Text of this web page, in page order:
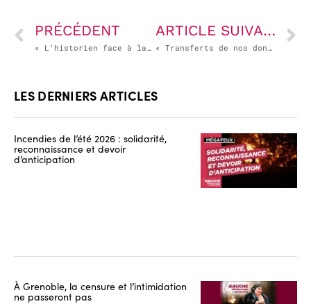
PRÉCÉDENT
« L’historien face à la Guerre en Ukraine » – réflexions d’un étudiant en histoire
ARTICLE SUIVANT
« Transferts de nos données personnelles aux États-Unis : pourquoi la Commission est-elle si laxiste ? »
LES DERNIERS ARTICLES
Incendies de l’été 2026 : solidarité,
reconnaissance et devoir
d’anticipation
À Grenoble, la censure et l’intimidation
ne passeront pas